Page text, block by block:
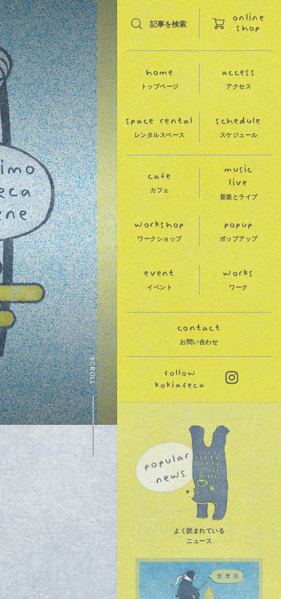
ー
コーヒー、ライブ、ワークショップなど、気になるキーワード
カフェ 音楽
ント
着 インタビュー
6年8月 2025年5月
25年11月 2025年12月
SCROLL
記事を検索 online
shop
cart
カート
guide
ガイド
home
トップページ
access
アクセス
space rental
レンタルスペース
schedule
スケジュール
cafe
カフェ
music
live
音楽とライブ
workshop
ワークショップ
popup
ポップアップ
event
イベント
works
ワーク
contact
お問い合わせ
よく読まれている
ニュース